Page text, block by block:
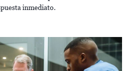
inmediato.